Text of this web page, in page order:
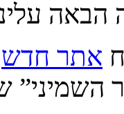
אתר חדש